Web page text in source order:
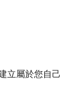
立屬於您自己